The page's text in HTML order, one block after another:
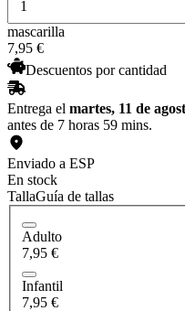
mascarilla
7,95 €
Descuentos por cantidad
Entrega el martes, 11 de
antes de 7 horas 59 mins.
Enviado a ESP
En stock
TallaGuía de tallas
Adulto
7,95 €
Infantil
7,95 €